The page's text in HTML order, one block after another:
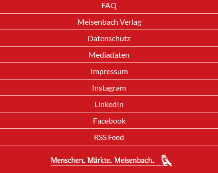
FAQ
Meisenbach Verlag
Datenschutz
Mediadaten
Impressum
Instagram
LinkedIn
Facebook
RSS Feed